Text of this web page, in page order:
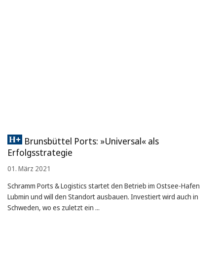
Brunsbüttel Ports: »Universal« als
Erfolgsstrategie
01. März 2021
Schramm Ports & Logistics startet den Betrieb im Ostsee-Hafen
Lubmin und will den Standort ausbauen. Investiert wird auch in
Schweden, wo es zuletzt ein ...